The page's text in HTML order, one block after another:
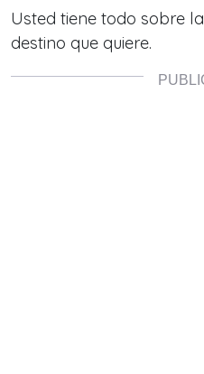
Usted tiene todo sobre
destino que quiere.